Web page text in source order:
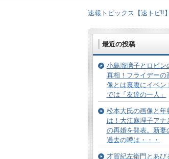
最近の投稿
小島瑠璃子とロビン
真相！フライデーの
像とは裏腹にイベン
では「友達の一人」
松本大氏の画像と年
は！大江麻理子アナ
の再婚を発表。新妻
過去の噂は・・・
才賀紀左衛門とあび
速報トピックス【速トピ‼】